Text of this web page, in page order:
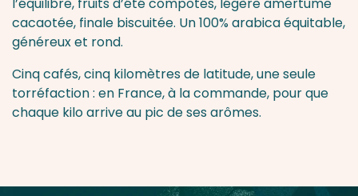
l’équilibre, fruits d’été compotés, légère amertume
cacaotée, finale biscuitée. Un 100% arabica équitable,
généreux et rond.
Cinq cafés, cinq kilomètres de latitude, une seule
torréfaction : en France, à la commande, pour que
chaque kilo arrive au pic de ses arômes.